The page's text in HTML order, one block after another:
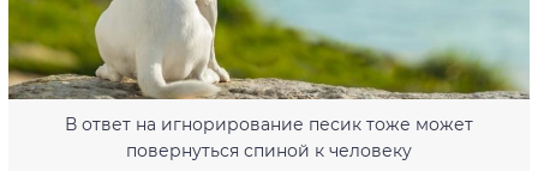
В ответ на игнорирование песик тоже может
повернуться спиной к человеку